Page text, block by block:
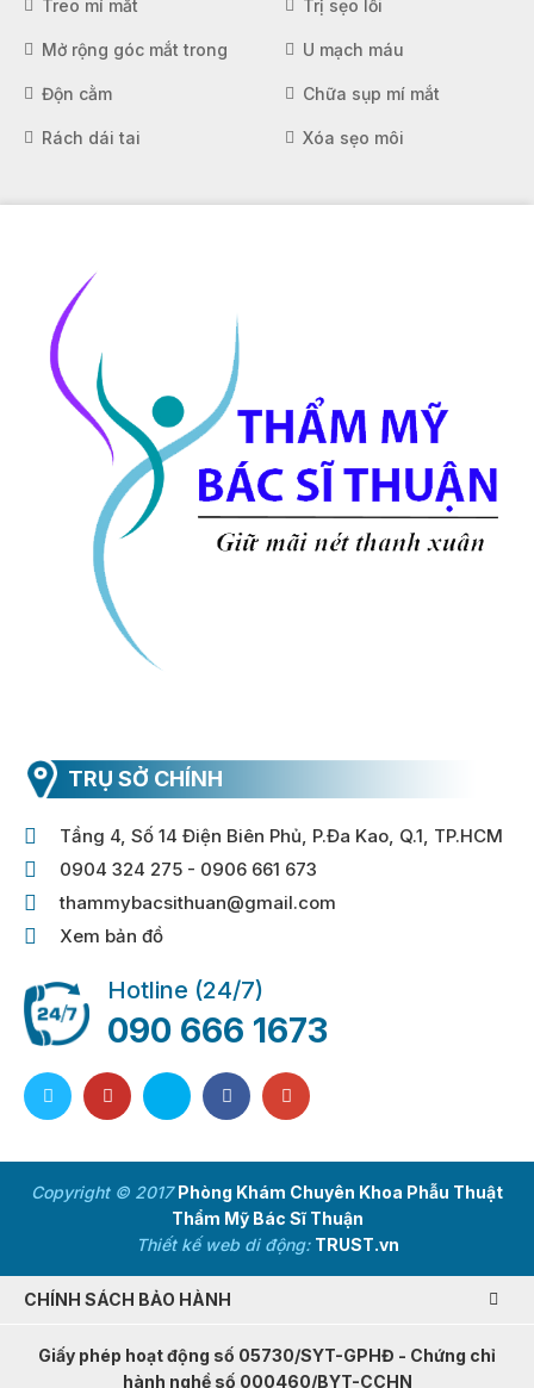
Treo mí mắt Trị sẹo lồi
Mở rộng góc mắt trong U mạch máu
Độn cằm Chữa sụp mí mắt
Rách dái tai Xóa sẹo môi
TRỤ SỞ CHÍNH
Tầng 4, Số 14 Điện Biên Phủ, P.Đa Kao, Q.1, TP.HCM
0904 324 275 - 0906 661 673
thammybacsithuan@gmail.com
Xem bản đồ
Hotline (24/7)
090 666 1673
Copyright © 2017Phòng Khám Chuyên Khoa Phẫu Thuật
Thẩm Mỹ Bác Sĩ Thuận
Thiết kế web di động: TRUST.vn
CHÍNH SÁCH BẢO HÀNH
Giấy phép hoạt động số 05730/SYT-GPHĐ - Chứng chỉ
hành nghề số 000460/BYT-CCHN